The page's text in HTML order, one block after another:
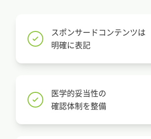
スポンサードコンテンツは
明確に表記
医学的妥当性の
確認体制を整備